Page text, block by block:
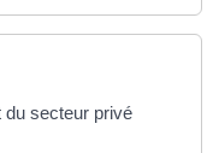
du secteur privé